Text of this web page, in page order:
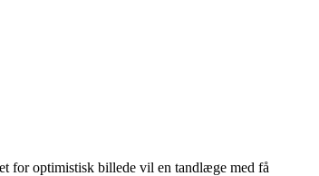
for optimistisk billede vil en tandlæge med få